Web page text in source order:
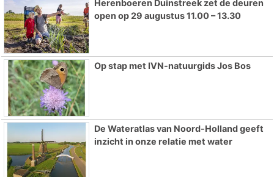
Herenboeren Duinstreek zet de deuren
open op 29 augustus 11.00 – 13.30
Op stap met IVN-natuurgids Jos Bos
De Wateratlas van Noord-Holland geeft
inzicht in onze relatie met water